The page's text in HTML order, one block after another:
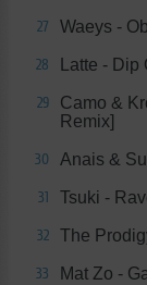
27 Waeys -
28 Latte - Dip
29
Camo &
Remix]
30 Anais &
31 Tsuki -
32 The
33 Mat Zo -